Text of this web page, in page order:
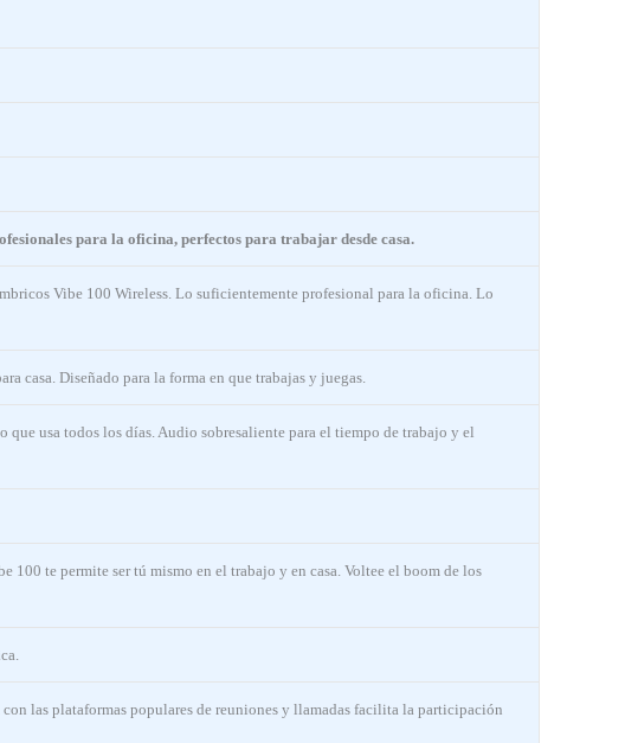
para la oficina, perfectos para trabajar desde casa.
Vibe 100 Wireless. Lo suficientemente profesional para la oficina. Lo
casa. Diseñado para la forma en que trabajas y juegas.
usa todos los días. Audio sobresaliente para el tiempo de trabajo y el
te permite ser tú mismo en el trabajo y en casa. Voltee el boom de los
las plataformas populares de reuniones y llamadas facilita la participación